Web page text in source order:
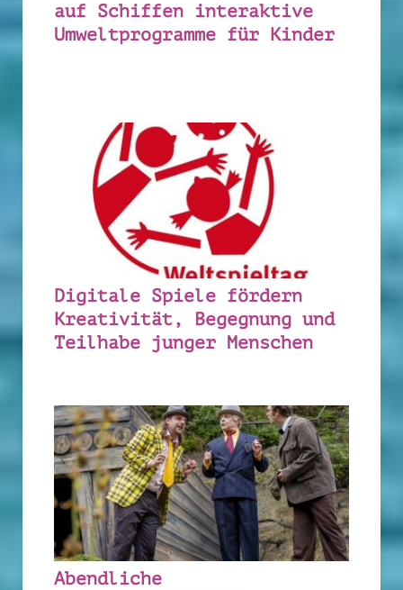
auf Schiffen interaktive
Umweltprogramme für Kinder
Digitale Spiele fördern
Kreativität, Begegnung und
Teilhabe junger Menschen
Abendliche